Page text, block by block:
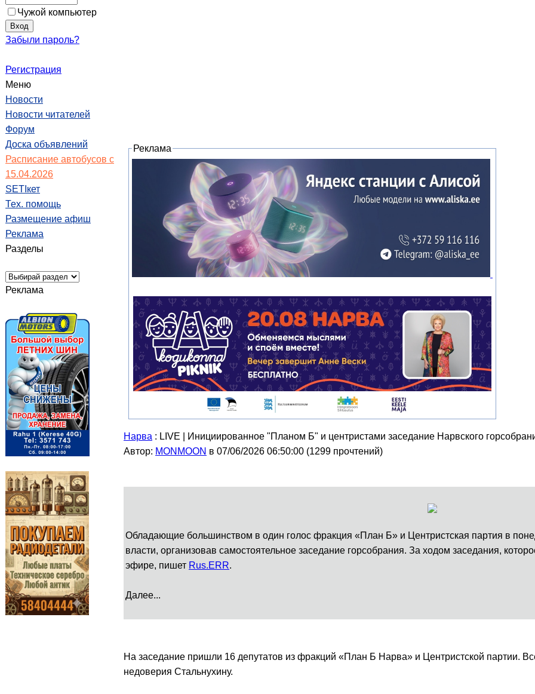
Чужой компьютер
Забыли пароль?
Регистрация
Меню
Новости
Новости читателей
Форум
Доска объявлений
Расписание автобусов с
15.04.2026
SETIкет
Тех. помощь
Размещение афиш
Реклама
Разделы
Реклама
Реклама
Нарва : LIVE | Инициированное "Планом Б" и центристами заседание Нарвского
Автор: MONMOON в 07/06/2026 06:50:00 (1299 прочтений)
Обладающие большинством в один голос фракция «План Б» и Центристская партия в
власти, организовав самостоятельное заседание горсобрания. За ходом заседания,
эфире, пишет Rus.ERR.
Далее...
На заседание пришли 16 депутатов из фракций «План Б Нарва» и Центристской партии.
недоверия Стальнухину.